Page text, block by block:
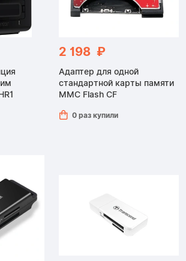
2 198 ₽
Адаптер для одной
стандартной карты памяти
MMC Flash CF
0 раз купили